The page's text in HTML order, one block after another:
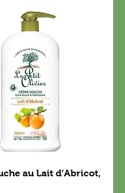
au Lait d’Abricot,